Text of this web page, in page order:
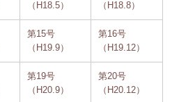
（H18.5）
（H18.8）
第15号
（H19.9）
第16号
（H19.12）
第19号
（H20.9）
第20号
（H20.12）